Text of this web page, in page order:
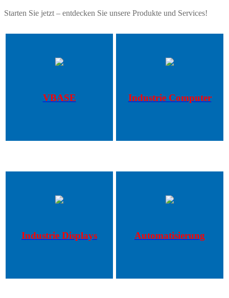
Starten Sie jetzt – entdecken Sie unsere Produkte und Services!
VBASE Industrie Computer
Industrie Displays Automatisierung